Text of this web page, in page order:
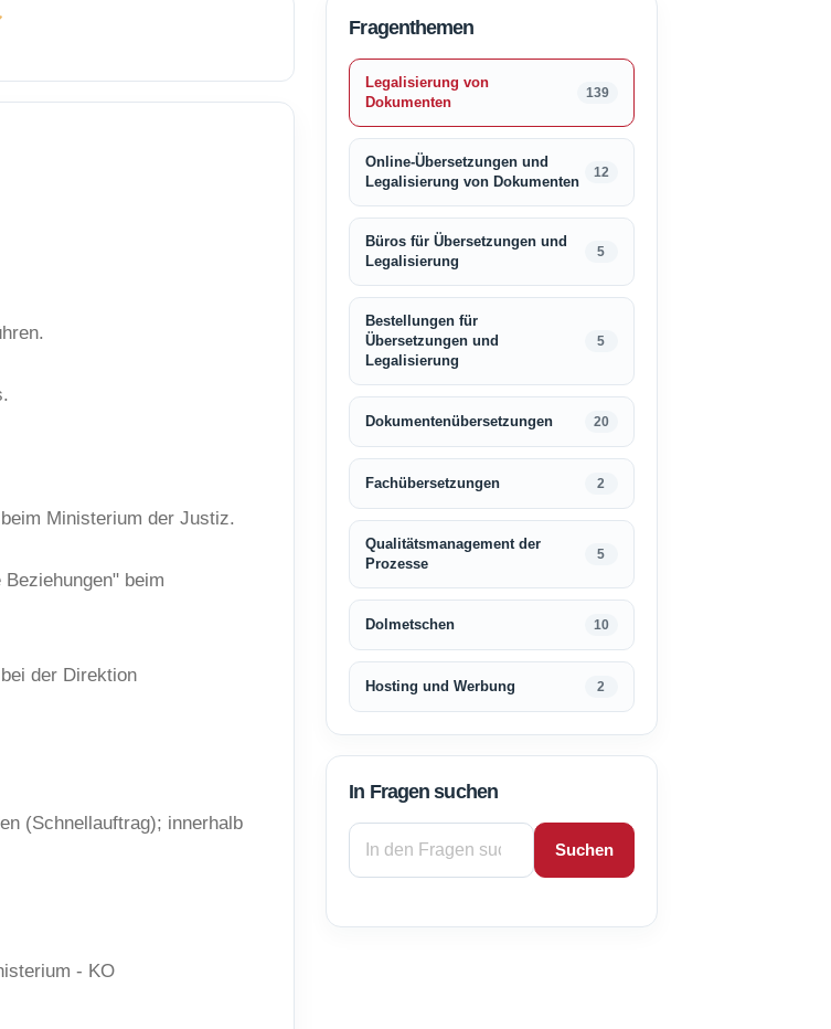
Ministerium der Justiz.
beim
der Direktion
(Schnellauftrag); innerhalb
- KO
Fragenthemen
Legalisierung von
Dokumenten
139
Online-Übersetzungen und
Legalisierung von Dokumenten
12
Büros für Übersetzungen und
Legalisierung
5
Bestellungen für
Übersetzungen und
Legalisierung
5
Dokumentenübersetzungen 20
Fachübersetzungen 2
Qualitätsmanagement der
Prozesse
5
Dolmetschen 10
Hosting und Werbung 2
In Fragen suchen
Suchen